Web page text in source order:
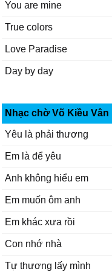
You are mine
True colors
Love Paradise
Day by day
Nhạc chờ Võ Kiều Vân
Yêu là phải thương
Em là để yêu
Anh không hiểu em
Em muốn ôm anh
Em khác xưa rồi
Con nhớ nhà
Tự thương lấy mình